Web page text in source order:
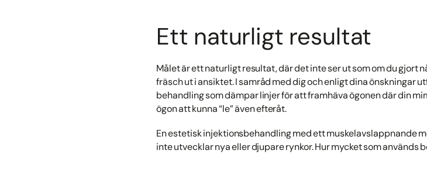
Ett naturligt resultat
Målet är ett naturligt resultat, där det inte ser ut som om du gjort
fräsch ut i ansiktet. I samråd med dig och enligt dina önskningar
behandling som dämpar linjer för att framhäva ögonen där din
ögon att kunna “le” även efteråt.
En estetisk injektionsbehandling med ett muskelavslappnande
inte utvecklar nya eller djupare rynkor. Hur mycket som används